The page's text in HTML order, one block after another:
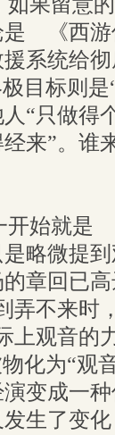
是 《西
系统给
目标则
“只做得
来”。谁
开始就是
略微提
的章回已
弄不来时
上观音
化为“观
演变成一
生了变